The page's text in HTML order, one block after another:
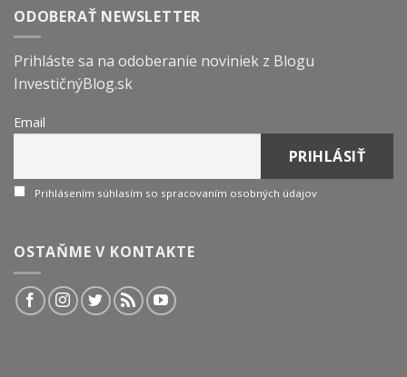
ODOBERAŤ NEWSLETTER
Prihláste sa na odoberanie noviniek z Blogu
InvestičnýBlog.sk
Email
Prihlásením súhlasím so spracovaním osobných údajov
OSTAŇME V KONTAKTE